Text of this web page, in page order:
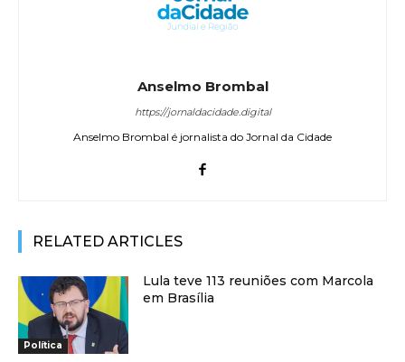
Anselmo Brombal
https://jornaldacidade.digital
Anselmo Brombal é jornalista do Jornal da Cidade
RELATED ARTICLES
Política
Lula teve 113 reuniões com Marcola
em Brasília